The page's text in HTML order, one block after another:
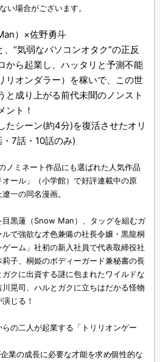
い場合がございます。
）×佐野勇斗
、“気弱なパソコンオタク”の正反
から起業し、ハッタリと予測不能
リオンダラー）を稼いで、この世
と成り上がる前代未聞のノンスト
ント！
たシーン(約4分)を復活させたオリ
7話・10話のみ)
ノミネート作品にも選ばれた人気作品
ール」（小学館）で好評連載中の原
一の同名漫画。
目黒蓮（Snow Man）、タッグを組むガ
で強欲な才色兼備の社長令嬢・黒龍桐
ーム」社初の新入社員で代表取締役社
子、桐姫のボディーガード兼秘書の長
クに出資する謎に包まれたワイルドな
晃司、ハルとガクに立ちはだかる怪物
じる！
の二人が起業する「トリリオンゲー
業の成長に必要な才能を求め個性的な